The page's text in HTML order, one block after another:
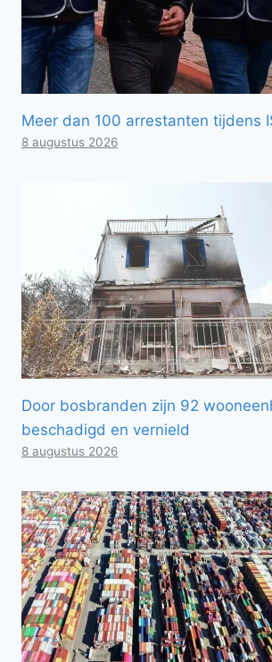
Meer dan 100 arrestanten tijdens
8 augustus 2026
Door bosbranden zijn 92
beschadigd en vernield
8 augustus 2026